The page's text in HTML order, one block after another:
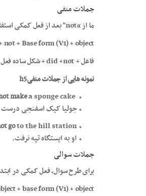
جملات منفی
ما از “not” بعد از فعل کمکی استفاده می کنیم تا جمله را منفی کنیم.
not + Base form (V1) + object.
فاعل + did +not + شکل ساده فعل + فاعل
نمونه هایی از جملات منفیh5
makea sponge cake.
جولیا کیک اسفنجی درست
goto the hill station.
او به ایستگاه تپه نرفت.
جملات سوالی
برای طرح سوال، فعل کمکی در
+ base form (V1) + object + ?